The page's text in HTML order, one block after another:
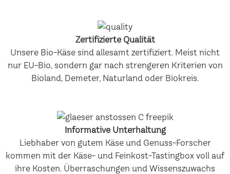
Zertifizierte Qualität
Unsere Bio-Käse sind allesamt zertifiziert. Meist nicht
nur EU-Bio, sondern gar nach strengeren Kriterien von
Bioland, Demeter, Naturland oder Biokreis.
Informative Unterhaltung
Liebhaber von gutem Käse und Genuss-Forscher
kommen mit der Käse- und Feinkost-Tastingbox voll auf
ihre Kosten. Überraschungen und Wissenszuwachs